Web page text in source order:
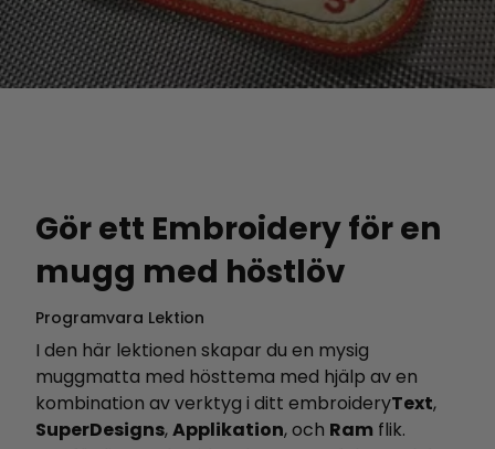
Gör ett Embroidery för en
mugg med höstlöv
Programvara Lektion
I den här lektionen skapar du en mysig
muggmatta med hösttema med hjälp av en
kombination av verktyg i ditt embroideryText,
SuperDesigns,Applikation, och Ram flik.